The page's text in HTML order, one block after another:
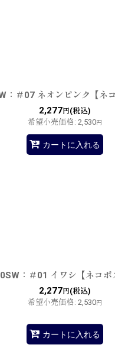
：＃07 ネオンピンク【ネ
2,277円(税込)
希望小売価格: 2,530円
カートに入れる
：＃01 イワシ【ネコポ
2,277円(税込)
希望小売価格: 2,530円
カートに入れる